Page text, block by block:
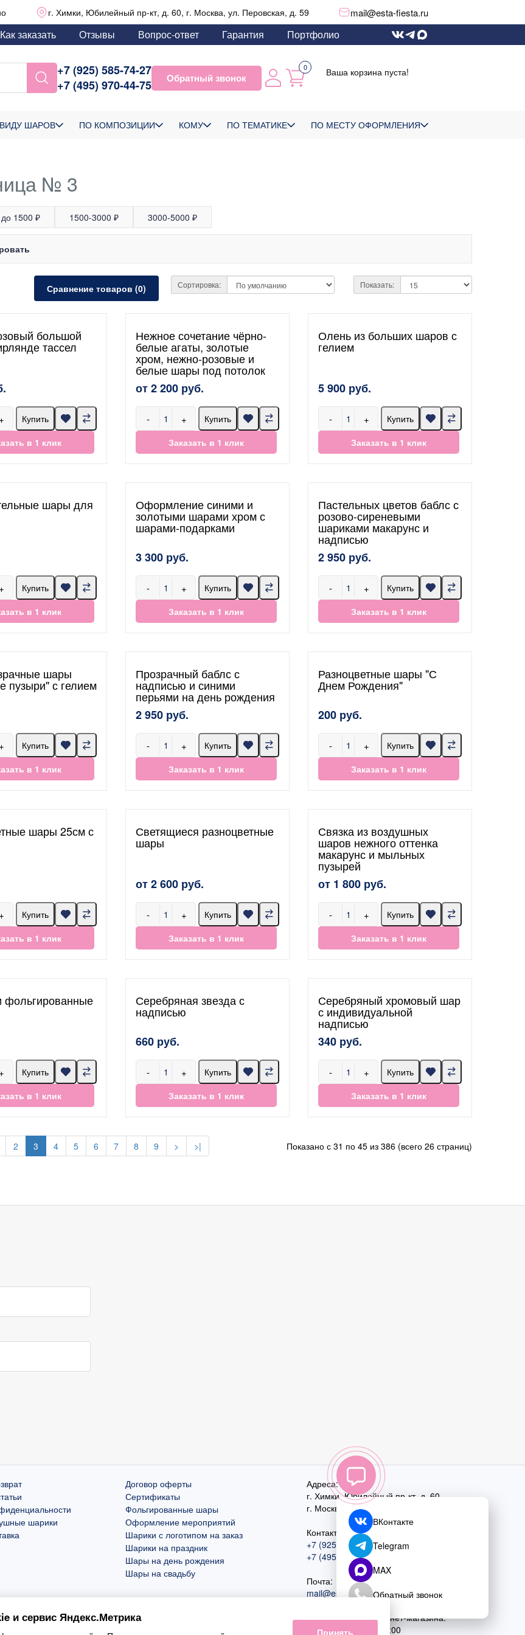
г. Химки, Юбилейный пр-кт, д. 60, г. Москва, ул. Перовская, д. 59 mail@esta-fiesta.ru
Как заказать Отзывы Вопрос-ответ Гарантия Портфолио
+7 (925) 585-74-27
+7 (495) 970-44-75
Обратный звонок
0 Ваша корзина пуста!
ШАРОВ ПО КОМПОЗИЦИИ КОМУ ПО ТЕМАТИКЕ ПО МЕСТУ ОФОРМЛЕНИЯ
№ 3
до 1500 ₽ 1500-3000 ₽ 3000-5000 ₽
Сравнение товаров (0) Сортировка: Показать:
большой
тассел
+
Купить
в 1 клик
Нежное сочетание чёрно-
белые агаты, золотые
хром, нежно-розовые и
белые шары под потолок
от 2 200 руб.
- +
Купить
Заказать в 1 клик
Олень из больших шаров с
гелием
5 900 руб.
- +
Купить
Заказать в 1 клик
шары для
+
Купить
в 1 клик
Оформление синими и
золотыми шарами хром с
шарами-подарками
3 300 руб.
- +
Купить
Заказать в 1 клик
Пастельных цветов баблс с
розово-сиреневыми
шариками макарунс и
надписью
2 950 руб.
- +
Купить
Заказать в 1 клик
шары
пузыри" с гелием
+
Купить
в 1 клик
Прозрачный баблс с
надписью и синими
перьями на день рождения
2 950 руб.
- +
Купить
Заказать в 1 клик
Разноцветные шары "С
Днем Рождения"
200 руб.
- +
Купить
Заказать в 1 клик
шары 25см с
+
Купить
в 1 клик
Светящиеся разноцветные
шары
от 2 600 руб.
- +
Купить
Заказать в 1 клик
Связка из воздушных
шаров нежного оттенка
макарунс и мыльных
пузырей
от 1 800 руб.
- +
Купить
Заказать в 1 клик
фольгированные
+
Купить
в 1 клик
Серебряная звезда с
надписью
660 руб.
- +
Купить
Заказать в 1 клик
Серебряный хромовый шар
с индивидуальной
надписью
340 руб.
- +
Купить
Заказать в 1 клик
2 3 4 5 6 7 8 9 > >| Показано с 31 по 45 из 386 (всего 26 страниц)
шарики
Договор оферты
Сертификаты
Фольгированные шары
Оформление мероприятий
Шарики с логотипом на заказ
Шарики на праздник
Шары на день рождения
Шары на свадьбу
Адреса:
г. Химки, Юбилейный пр-кт, д. 60
г. Москва
ул. Перовская, д. 59
Контактный номер:
+7 (925) 585-74-27
+7 (495) 970-44-75
Почта:
mail@esta-fiesta.ru
Режим работы интернет-магазина:
ПН-ВС с 09:00 до 21:00
ВКонтакте
Telegram
MAX
Обратный звонок
и сервис Яндекс.Метрика
Принять